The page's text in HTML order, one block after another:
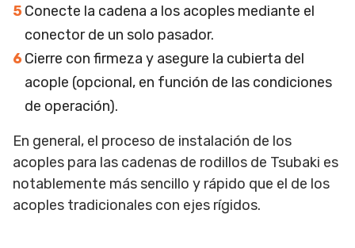
Conecte la cadena a los acoples mediante el
conector de un solo pasador.
Cierre con firmeza y asegure la cubierta del
acople (opcional, en función de las condiciones
de operación).
En general, el proceso de instalación de los
acoples para las cadenas de rodillos de Tsubaki es
notablemente más sencillo y rápido que el de los
acoples tradicionales con ejes rígidos.